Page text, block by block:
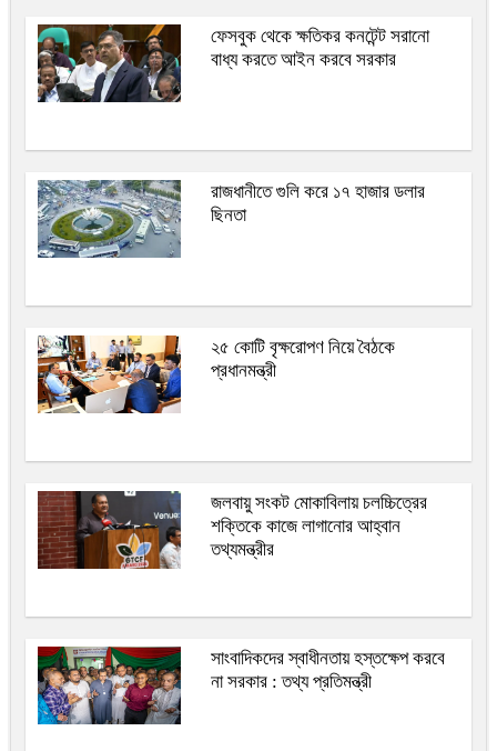
ফেসবুক থেকে ক্ষতিকর কনটেন্ট সরানো
বাধ্য করতে আইন করবে সরকার
রাজধানীতে গুলি করে ১৭ হাজার ডলার
ছিনতা
২৫ কোটি বৃক্ষরোপণ নিয়ে বৈঠকে
প্রধানমন্ত্রী
জলবায়ু সংকট মোকাবিলায় চলচ্চিত্রের
শক্তিকে কাজে লাগানোর আহ্বান
তথ্যমন্ত্রীর
সাংবাদিকদের স্বাধীনতায় হস্তক্ষেপ করবে
না সরকার : তথ্য প্রতিমন্ত্রী